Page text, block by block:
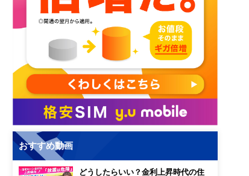
おすすめ動画
どうしたらいい？金利上昇時代の住